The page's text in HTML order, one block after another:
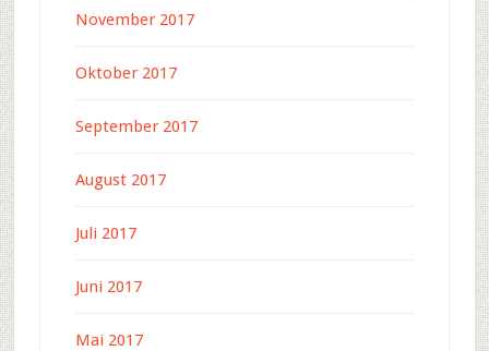
November 2017
Oktober 2017
September 2017
August 2017
Juli 2017
Juni 2017
Mai 2017